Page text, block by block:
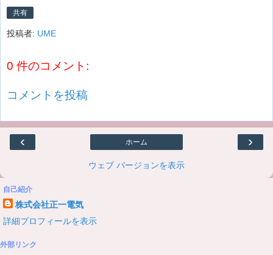
共有
投稿者: UME
0 件のコメント:
コメントを投稿
‹ ›
ホーム
ウェブ バージョンを表示
自己紹介
株式会社正一電気
詳細プロフィールを表示
外部リンク